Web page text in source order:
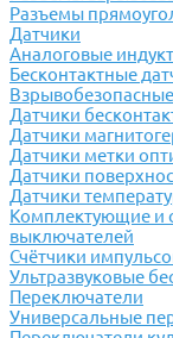
Разъемы
Датчики
Аналоговые
Бесконтактные
Датчики
Датчики
Датчики метки
Датчики
Датчики
Комплектующие и
выключателей
Счётчики
Ультразвуковые
Переключатели
Универсальные